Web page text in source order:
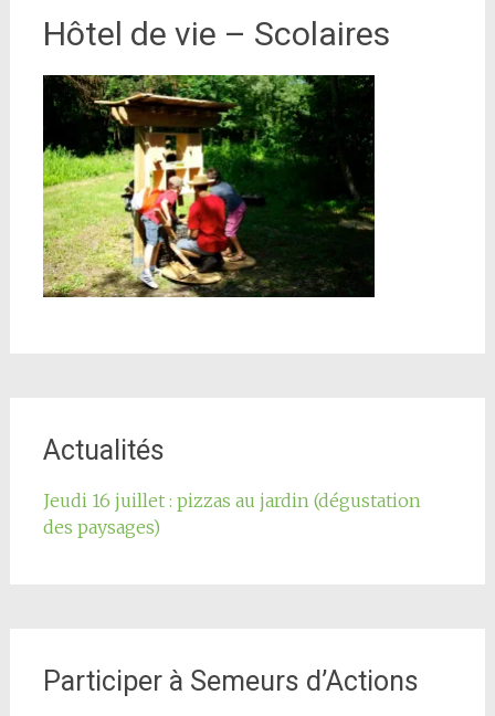
Hôtel de vie – Scolaires
Actualités
Jeudi 16 juillet : pizzas au jardin (dégustation
des paysages)
Participer à Semeurs d’Actions